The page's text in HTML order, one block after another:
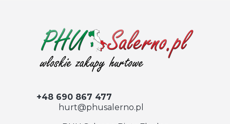
+48 690 867 477
hurt@phusalerno.pl